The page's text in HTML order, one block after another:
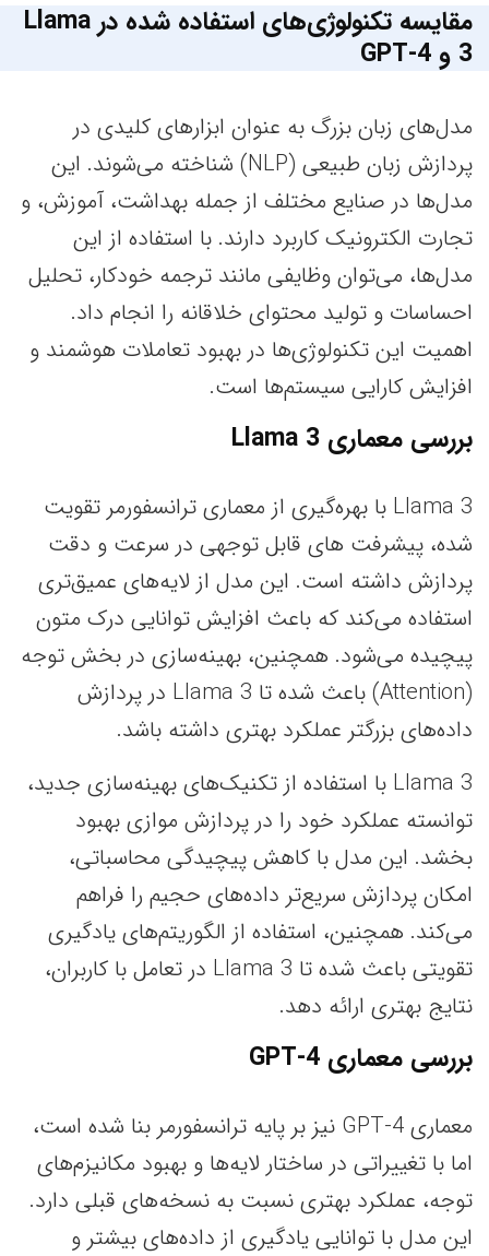
مقایسه تکنولوژی‌های استفاده شده در Llama
3 و GPT-4
مدل‌های زبان بزرگ به عنوان ابزارهای کلیدی در
پردازش زبان طبیعی (NLP) شناخته می‌شوند. این
مدل‌ها در صنایع مختلف از جمله بهداشت، آموزش، و
تجارت الکترونیک کاربرد دارند. با استفاده از این
مدل‌ها، می‌توان وظایفی مانند ترجمه خودکار، تحلیل
احساسات و تولید محتوای خلاقانه را انجام داد.
اهمیت این تکنولوژی‌ها در بهبود تعاملات هوشمند و
افزایش کارایی سیستم‌ها است.
بررسی معماری Llama 3
Llama 3 با بهره‌گیری از معماری ترانسفورمر تقویت
شده، پیشرفت های قابل توجهی در سرعت و دقت
پردازش داشته است. این مدل از لایه‌های عمیق‌تری
استفاده می‌کند که باعث افزایش توانایی درک متون
پیچیده می‌شود. همچنین، بهینه‌سازی در بخش توجه
(Attention) باعث شده تا Llama 3 در پردازش
داده‌های بزرگتر عملکرد بهتری داشته باشد.
Llama 3 با استفاده از تکنیک‌های بهینه‌سازی جدید،
توانسته عملکرد خود را در پردازش موازی بهبود
بخشد. این مدل با کاهش پیچیدگی محاسباتی،
امکان پردازش سریع‌تر داده‌های حجیم را فراهم
می‌کند. همچنین، استفاده از الگوریتم‌های یادگیری
تقویتی باعث شده تا Llama 3 در تعامل با کاربران،
نتایج بهتری ارائه دهد.
بررسی معماری GPT-4
معماری GPT-4 نیز بر پایه ترانسفورمر بنا شده است،
اما با تغییراتی در ساختار لایه‌ها و بهبود مکانیزم‌های
توجه، عملکرد بهتری نسبت به نسخه‌های قبلی دارد.
این مدل با توانایی یادگیری از داده‌های بیشتر و